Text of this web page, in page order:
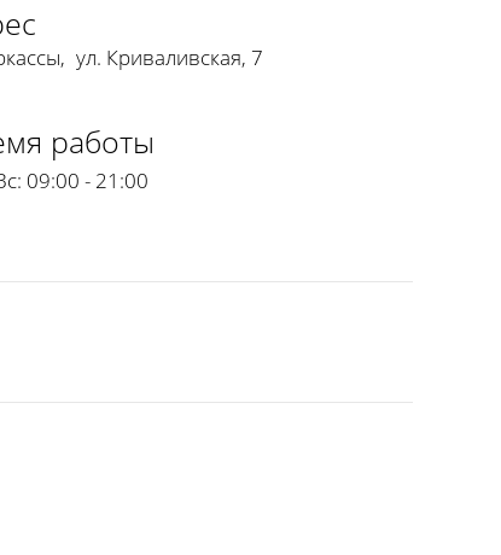
, ул. Криваливская, 7
работы
09:00 - 21:00